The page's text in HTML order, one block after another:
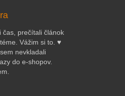
čas, prečítali článok
Vážim si to. ♥
nevkladali
do e-shopov.